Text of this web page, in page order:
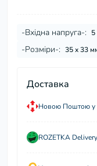
-Вхідна напруга-:
-Розміри-: 35 x 33
Доставка
Новою Поштою у
ROZETKA Delivery